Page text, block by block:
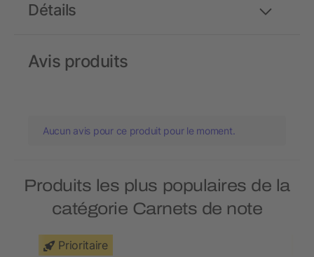
Détails
Avis produits
Aucun avis pour ce produit pour le moment.
Produits les plus populaires de la
catégorie Carnets de note
Prioritaire